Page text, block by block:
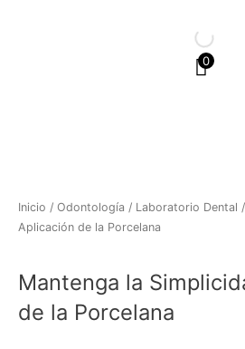
0
Inicio / Odontología / Laboratorio Dental
Aplicación de la Porcelana
Mantenga la
de la Porcelana